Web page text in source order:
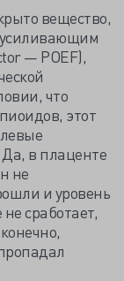
вещество,
— POEF),
что
этот
в плаценте
не
и уровень
сработает,